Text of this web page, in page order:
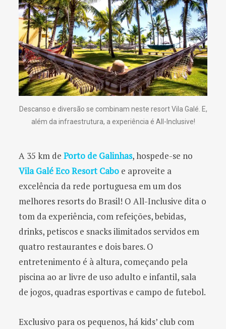
Descanso e diversão se combinam neste resort Vila Galé. E,
além da infraestrutura, a experiência é All-Inclusive!
A 35 km de Porto de Galinhas, hospede-se no
Vila Galé Eco Resort Cabo e aproveite a
excelência da rede portuguesa em um dos
melhores resorts do Brasil! O All-Inclusive dita o
tom da experiência, com refeições, bebidas,
drinks, petiscos e snacks ilimitados servidos em
quatro restaurantes e dois bares. O
entretenimento é à altura, começando pela
piscina ao ar livre de uso adulto e infantil, sala
de jogos, quadras esportivas e campo de futebol.
Exclusivo para os pequenos, há kids’ club com